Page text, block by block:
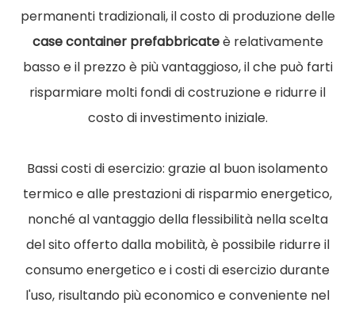
permanenti tradizionali, il costo di produzione delle
case container prefabbricateè relativamente
basso e il prezzo è più vantaggioso, il che può farti
risparmiare molti fondi di costruzione e ridurre il
costo di investimento iniziale.
Bassi costi di esercizio: grazie al buon isolamento
termico e alle prestazioni di risparmio energetico,
nonché al vantaggio della flessibilità nella scelta
del sito offerto dalla mobilità, è possibile ridurre il
consumo energetico e i costi di esercizio durante
l'uso, risultando più economico e conveniente nel